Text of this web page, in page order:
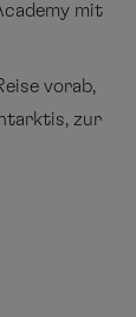
mit
vorab,
zur